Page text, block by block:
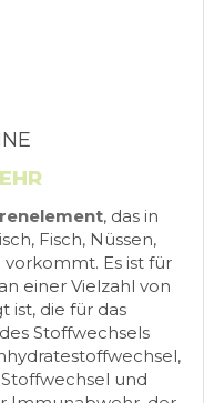
, das in
Fisch, Nüssen,
Es ist für
einer Vielzahl von
ist, die für das
Stoffwechsels
und